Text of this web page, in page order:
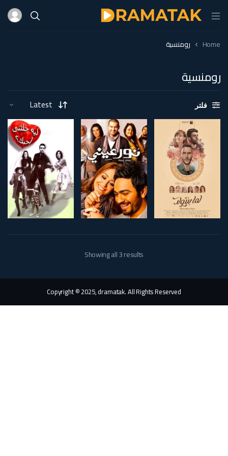
Home رومنسية
رومنسية
فلتر
Showing all 3 results
Copyright © 2025, dramatak. All Rights Reserved